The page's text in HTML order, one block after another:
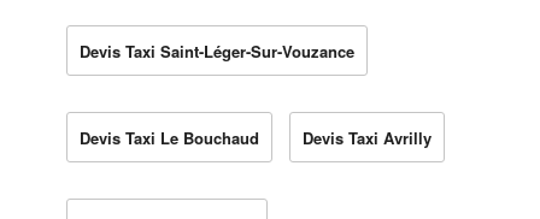
Devis Taxi Saint-Léger-Sur-Vouzance
Devis Taxi Le Bouchaud Devis Taxi Avrilly